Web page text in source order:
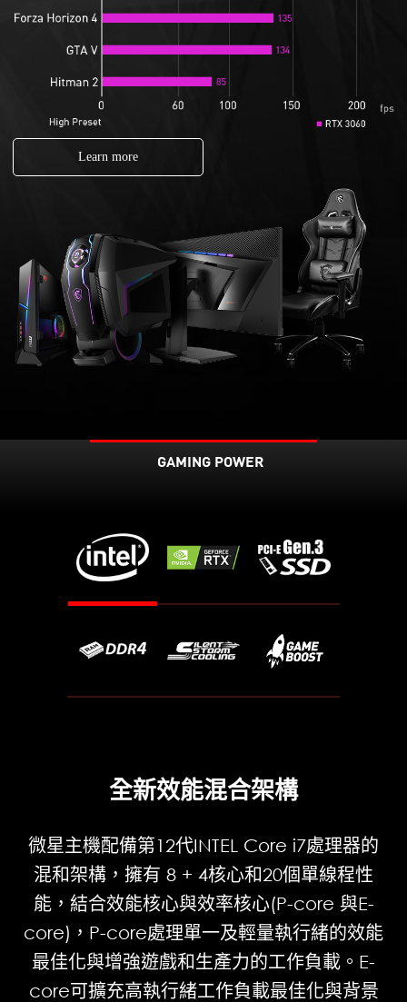
Learn more
GAMING POWER
全新效能混合架構
微星主機配備第12代INTEL Core i7處理器的
混和架構，擁有 8 + 4核心和20個單線程性
能，結合效能核心與效率核心(P-core 與E-
core)，P-core處理單一及輕量執行緒的效能
最佳化與增強遊戲和生產力的工作負載。E-
core可擴充高執行緒工作負載最佳化與背景